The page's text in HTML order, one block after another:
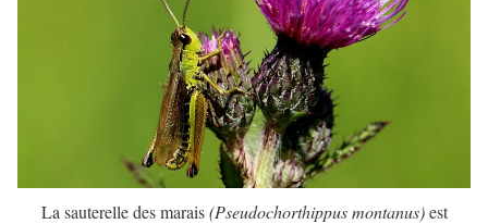
La sauterelle des marais(Pseudochorthippus montanus)est